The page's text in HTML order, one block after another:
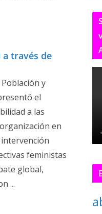
a través de
y
el
a las
en
feministas
global,
...